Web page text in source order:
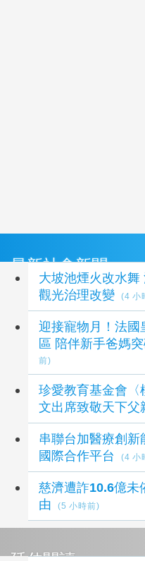
最新社會新聞
大坡池煙火改水舞 池上三年公民科學監測促成
觀光治理改變
(4 小
迎接寵物月！法國
區 陪伴新手爸媽
前)
珍愛教育基金會〈
文出席致敬天下父
串聯台加醫療創新
國際合作平台
(4 小
慈濟遭詐10.6億
由
(5 小時前)